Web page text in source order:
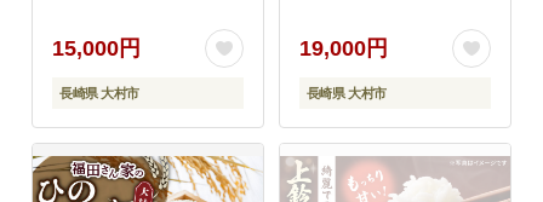
15,000円
長崎県 大村市
19,000円
長崎県 大村市